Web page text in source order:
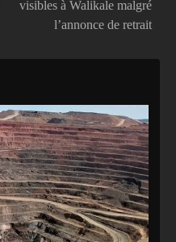
visibles à Walikale malgré
l’annonce de retrait